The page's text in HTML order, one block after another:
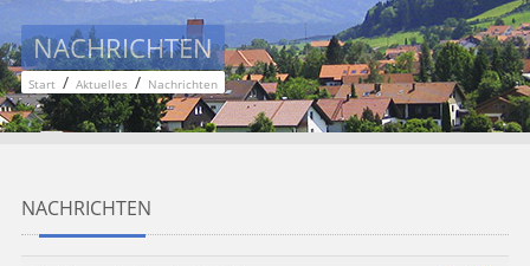
NACHRICHTEN
Start / Aktuelles / Nachrichten
NACHRICHTEN